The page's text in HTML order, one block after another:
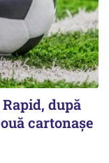
după
cartonaşe